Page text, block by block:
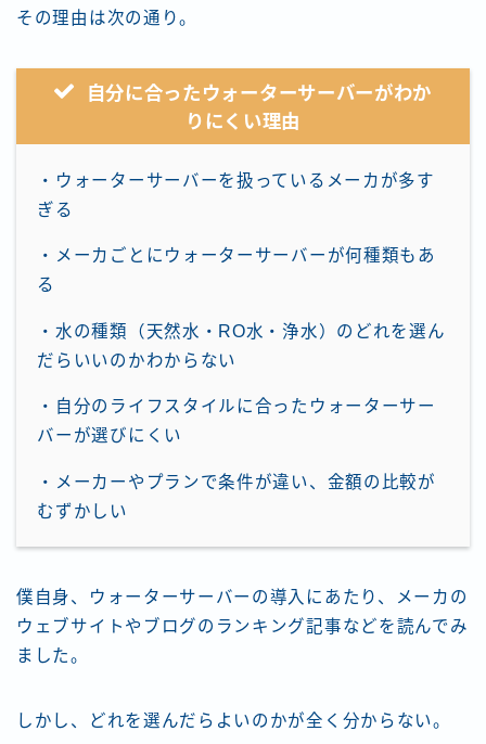
その理由は次の通り。
自分に合ったウォーターサーバーがわか
りにくい理由
・ウォーターサーバーを扱っているメーカが多す
ぎる
・メーカごとにウォーターサーバーが何種類もあ
る
・水の種類（天然水・RO水・浄水）のどれを選ん
だらいいのかわからない
・自分のライフスタイルに合ったウォーターサー
バーが選びにくい
・メーカーやプランで条件が違い、金額の比較が
むずかしい
僕自身、ウォーターサーバーの導入にあたり、メーカの
ウェブサイトやブログのランキング記事などを読んでみ
ました。
しかし、どれを選んだらよいのかが全く分からない。